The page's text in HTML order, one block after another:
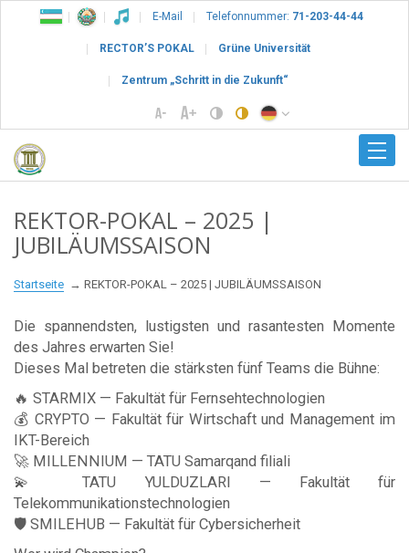
E-Mail Telefonnummer: 71-203-44-44
RECTOR’S POKAL Grüne Universität
Zentrum „Schritt in die Zukunft“
REKTOR-POKAL – 2025 |
JUBILÄUMSSAISON
Startseite REKTOR-POKAL – 2025 | JUBILÄUMSSAISON
Die spannendsten, lustigsten und rasantesten Momente
des Jahres erwarten Sie!
Dieses Mal betreten die stärksten fünf Teams die Bühne:
🔥 STARMIX — Fakultät für Fernsehtechnologien
💰 CRYPTO — Fakultät für Wirtschaft und Management im
IKT-Bereich
🚀 MILLENNIUM — TATU Samarqand filiali
💫 TATU YULDUZLARI — Fakultät für
Telekommunikationstechnologien
🛡 SMILEHUB — Fakultät für Cybersicherheit